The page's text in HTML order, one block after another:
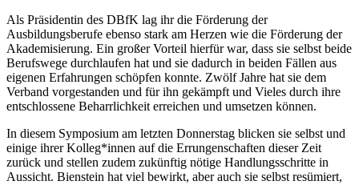
Als Präsidentin des DBfK lag ihr die Förderung der
Ausbildungsberufe ebenso stark am Herzen wie die Förderung der
Akademisierung. Ein großer Vorteil hierfür war, dass sie selbst beide
Berufswege durchlaufen hat und sie dadurch in beiden Fällen aus
eigenen Erfahrungen schöpfen konnte. Zwölf Jahre hat sie dem
Verband vorgestanden und für ihn gekämpft und Vieles durch ihre
entschlossene Beharrlichkeit erreichen und umsetzen können.
In diesem Symposium am letzten Donnerstag blicken sie selbst und
einige ihrer Kolleg*innen auf die Errungenschaften dieser Zeit
zurück und stellen zudem zukünftig nötige Handlungsschritte in
Aussicht. Bienstein hat viel bewirkt, aber auch sie selbst resümiert,